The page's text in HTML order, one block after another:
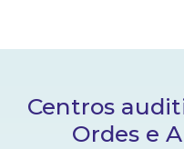
Centros
Ordes e